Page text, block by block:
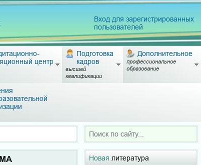
Вход для зарегистрированных
пользователей
центр
Подготовка
кадров
высшей
квалификации
Дополнительное
профессиональное
образование
Новая литература